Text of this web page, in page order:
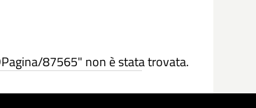
87565" non è stata trovata.